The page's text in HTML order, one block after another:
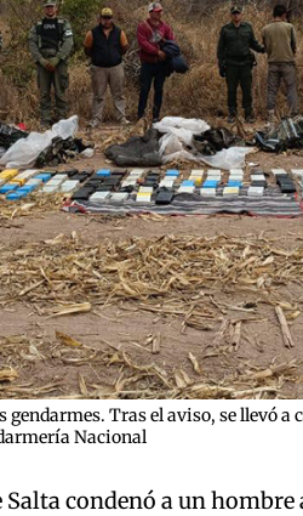
Tras el aviso, se llevó a
Nacional
condenó a un hombre